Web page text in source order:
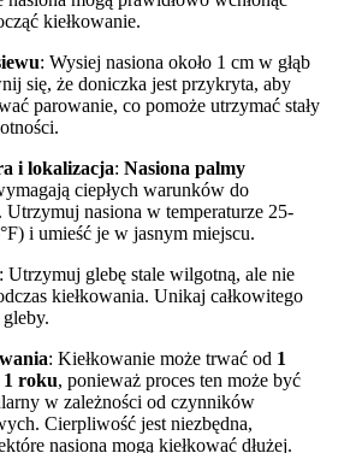
kiełkowanie.
: Wysiej nasiona około 1 cm w głąb
się, że doniczka jest przykryta, aby
parowanie, co pomoże utrzymać stały
i lokalizacja: Nasiona palmy
ciepłych warunków do
Utrzymuj nasiona w temperaturze 25-
i umieść je w jasnym miejscu.
: Utrzymuj glebę stale wilgotną, ale nie
kiełkowania. Unikaj całkowitego
: Kiełkowanie może trwać od 1
1 roku, ponieważ proces ten może być
w zależności od czynników
Cierpliwość jest niezbędna,
nasiona mogą kiełkować dłużej.